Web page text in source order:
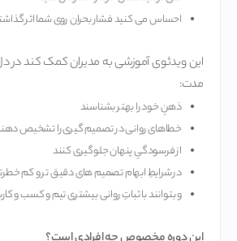
احساس می کنید فشار بحران روی شما اثر
این ویدئوی آموزشی به مدیران کمک کند در
مدت:
ذهنِ خود را بهتر بشناسند
خطاهای روانی در تصمیم گیری را تشخیص
از فرسودگیِ پنهان جلوگیری کنند
در شرایطِ ابهام تصمیم های دقیق تر و کم
و بتوانند با ثباتِ روانی بیشتری تیم و کسب و